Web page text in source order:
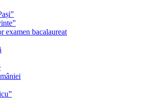
examen bacalaureat